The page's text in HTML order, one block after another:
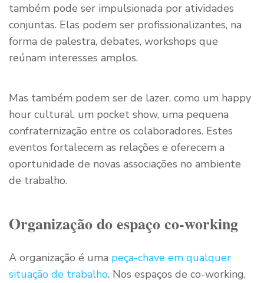
também pode ser impulsionada por atividades
conjuntas. Elas podem ser profissionalizantes, na
forma de palestra, debates, workshops que
reúnam interesses amplos.
Mas também podem ser de lazer, como um happy
hour cultural, um pocket show, uma pequena
confraternização entre os colaboradores. Estes
eventos fortalecem as relações e oferecem a
oportunidade de novas associações no ambiente
de trabalho.
Organização do espaço co-working
A organização é uma peça-chave em qualquer
situação de trabalho. Nos espaços de co-working,